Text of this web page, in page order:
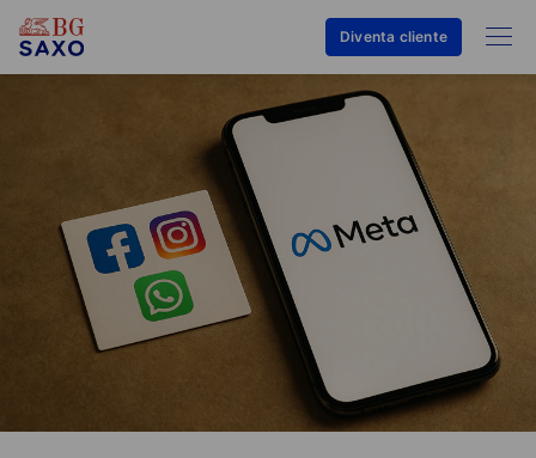
Diventa cliente